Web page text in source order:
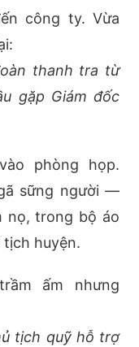
công ty. Vừa
thanh tra từ
gặp Giám đốc
phòng họp.
sững người —
nọ, trong bộ áo
tịch huyện.
ấm nhưng
tịch quỹ hỗ trợ